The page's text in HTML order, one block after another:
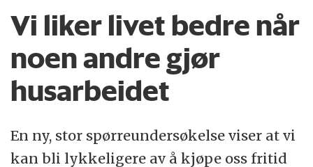
Vi liker livet bedre når
noen andre gjør
husarbeidet
En ny, stor spørreundersøkelse viser at vi
kan bli lykkeligere av å kjøpe oss fritid